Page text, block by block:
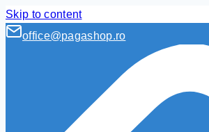
Skip to content
office@pagashop.ro